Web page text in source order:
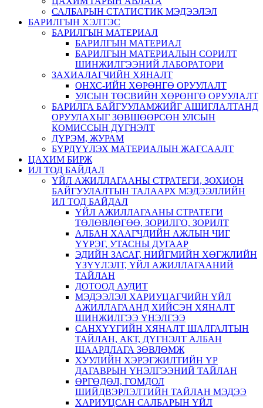
САЛБАРЫН СТАТИСТИК МЭДЭЭЛЭЛ
БАРИЛГЫН ХЭЛТЭС
БАРИЛГЫН МАТЕРИАЛ
БАРИЛГЫН МАТЕРИАЛ
БАРИЛГЫН МАТЕРИАЛЫН СОРИЛТ
ШИНЖИЛГЭЭНИЙ ЛАБОРАТОРИ
ЗАХИАЛАГЧИЙН ХЯНАЛТ
ОНХС-ИЙН ХӨРӨНГӨ ОРУУЛАЛТ
УЛСЫН ТӨСВИЙН ХӨРӨНГӨ ОРУУЛАЛТ
БАРИЛГА БАЙГУУЛАМЖИЙГ АШИГЛАЛТАНД
ОРУУЛАХЫГ ЗӨВШӨӨРСӨН УЛСЫН
КОМИССЫН ДҮГНЭЛТ
ДҮРЭМ, ЖУРАМ
БҮРДҮҮЛЭХ МАТЕРИАЛЫН ЖАГСААЛТ
ЦАХИМ БИРЖ
ИЛ ТОД БАЙДАЛ
ҮЙЛ АЖИЛЛАГААНЫ СТРАТЕГИ, ЗОХИОН
БАЙГУУЛАЛТЫН ТАЛААРХ МЭДЭЭЛЛИЙН
ИЛ ТОД БАЙДАЛ
ҮЙЛ АЖИЛЛАГААНЫ СТРАТЕГИ
ТӨЛӨВЛӨГӨӨ, ЗОРИЛГО, ЗОРИЛТ
АЛБАН ХААГЧДИЙН АЖЛЫН ЧИГ
ҮҮРЭГ, УТАСНЫ ДУГААР
ЭДИЙН ЗАСАГ, НИЙГМИЙН ХӨГЖЛИЙН
ҮЗҮҮЛЭЛТ, ҮЙЛ АЖИЛЛАГААНИЙ
ТАЙЛАН
ДОТООД АУДИТ
МЭДЭЭЛЭЛ ХАРИУЦАГЧИЙН ҮЙЛ
АЖИЛЛАГААНД ХИЙСЭН ХЯНАЛТ
ШИНЖИЛГЭЭ ҮНЭЛГЭЭ
САНХҮҮГИЙН ХЯНАЛТ ШАЛГАЛТЫН
ТАЙЛАН, АКТ, ДҮГНЭЛТ АЛБАН
ШААРДЛАГА ЗӨВЛӨМЖ
ХУУЛИЙН ХЭРЭГЖИЛТИЙН ҮР
ДАГАВРЫН ҮНЭЛГЭЭНИЙ ТАЙЛАН
ӨРГӨДӨЛ, ГОМДОЛ
ШИЙДВЭРЛЭЛТИЙН ТАЙЛАН МЭДЭЭ
ХАРИУЦСАН САЛБАРЫН ҮЙЛ